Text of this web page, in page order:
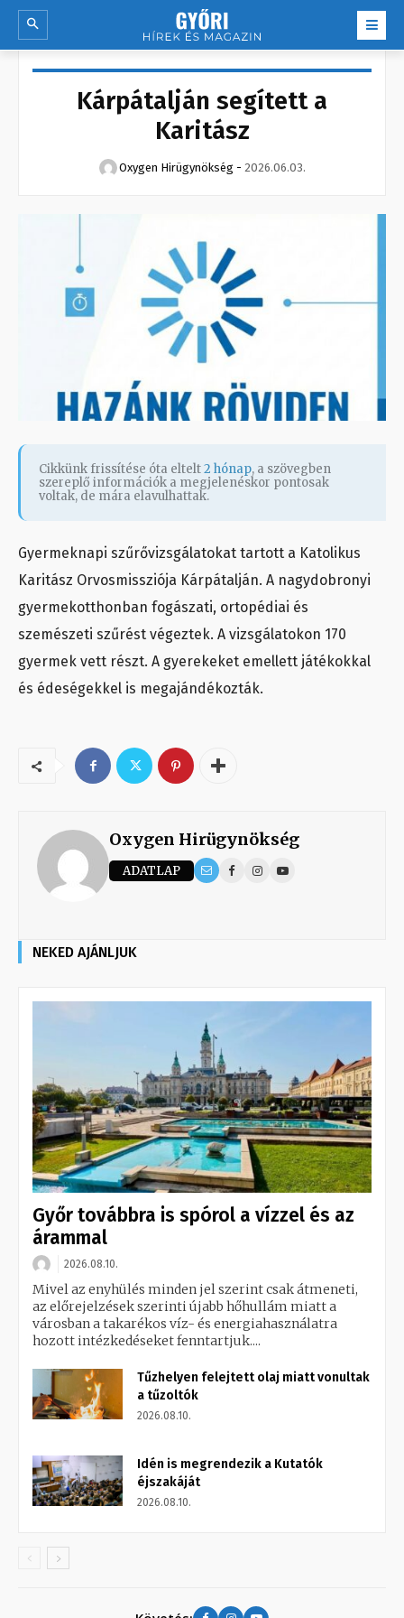
Kárpátalján segített a
Karitász
Oxygen Hirügynökség - 2026.06.03.
Cikkünk frissítése óta eltelt2 hónap, a szövegben
szereplő információk a megjelenéskor pontosak
voltak, de mára elavulhattak.
Gyermeknapi szűrővizsgálatokat tartott a Katolikus
Karitász Orvosmissziója Kárpátalján. A nagydobronyi
gyermekotthonban fogászati, ortopédiai és
szemészeti szűrést végeztek. A vizsgálatokon 170
gyermek vett részt. A gyerekeket emellett játékokkal
és édeségekkel is megajándékozták.
Oxygen Hirügynökség
ADATLAP
NEKED AJÁNLJUK
Győr továbbra is spórol a vízzel és az
árammal
2026.08.10.
Mivel az enyhülés minden jel szerint csak átmeneti,
az előrejelzések szerinti újabb hőhullám miatt a
városban a takarékos víz- és energiahasználatra
hozott intézkedéseket fenntartjuk....
Tűzhelyen felejtett olaj miatt vonultak
a tűzoltók
2026.08.10.
Idén is megrendezik a Kutatók
éjszakáját
2026.08.10.